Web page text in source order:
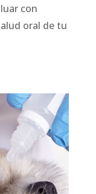
con
oral de tu